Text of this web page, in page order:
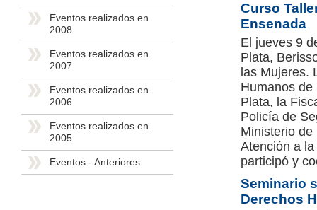
Eventos realizados en
2008
Eventos realizados en
2007
Eventos realizados en
2006
Eventos realizados en
2005
Eventos - Anteriores
Curso
Ensenada
El jueves 9
Plata,
las Mujeres.
Humanos
Plata, la
Policía de
Ministerio
Atención a
participó y
Seminario
Derechos